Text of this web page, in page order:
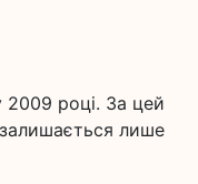
2009 році. За цей
лише